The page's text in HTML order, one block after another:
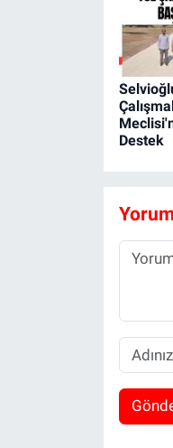
Destek